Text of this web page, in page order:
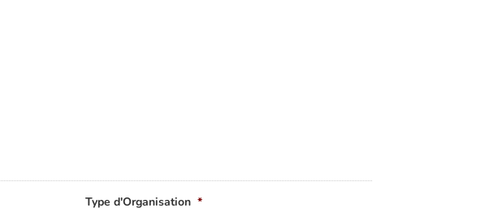
Type d'Organisation *